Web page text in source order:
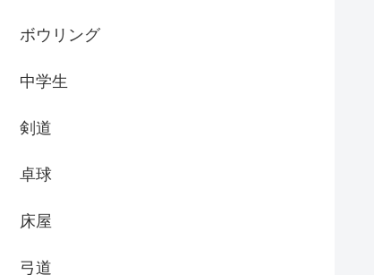
ボウリング
中学生
剣道
卓球
床屋
弓道